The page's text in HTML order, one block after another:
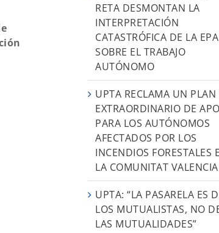
RETA DESMONTAN LA
INTERPRETACIÓN
CATASTRÓFICA DE LA EPA
SOBRE EL TRABAJO
AUTÓNOMO
UPTA RECLAMA UN PLAN
EXTRAORDINARIO DE
PARA LOS AUTÓNOMOS
AFECTADOS POR LOS
INCENDIOS FORESTALES
LA COMUNITAT
UPTA: “LA PASARELA ES
LOS MUTUALISTAS, NO
LAS MUTUALIDADES”